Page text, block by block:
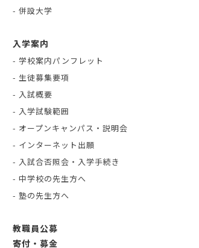
- 併設大学
入学案内
- 学校案内パンフレット
- 生徒募集要項
- 入試概要
- 入学試験範囲
- オープンキャンパス・説明会
- インターネット出願
- 入試合否照会・入学手続き
- 中学校の先生方へ
- 塾の先生方へ
教職員公募
寄付・募金